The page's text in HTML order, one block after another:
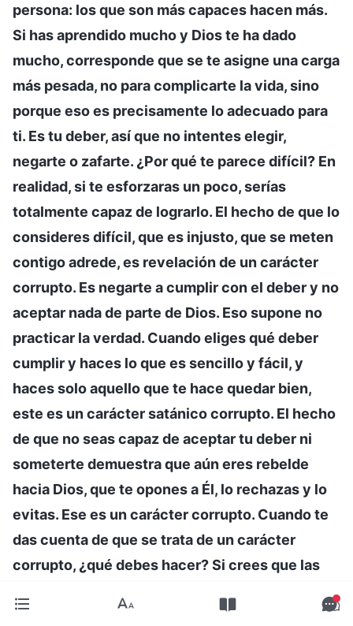
persona: los que son más capaces hacen más.
Si has aprendido mucho y Dios te ha dado
mucho, corresponde que se te asigne una carga
más pesada, no para complicarte la vida, sino
porque eso es precisamente lo adecuado para
ti. Es tu deber, así que no intentes elegir,
negarte o zafarte. ¿Por qué te parece difícil? En
realidad, si te esforzaras un poco, serías
totalmente capaz de lograrlo. El hecho de que lo
consideres difícil, que es injusto, que se meten
contigo adrede, es revelación de un carácter
corrupto. Es negarte a cumplir con el deber y no
aceptar nada de parte de Dios. Eso supone no
practicar la verdad. Cuando eliges qué deber
cumplir y haces lo que es sencillo y fácil, y
haces solo aquello que te hace quedar bien,
este es un carácter satánico corrupto. El hecho
de que no seas capaz de aceptar tu deber ni
someterte demuestra que aún eres rebelde
hacia Dios, que te opones a Él, lo rechazas y lo
evitas. Ese es un carácter corrupto. Cuando te
das cuenta de que se trata de un carácter
corrupto, ¿qué debes hacer? Si crees que las
fácilmente, mientras que las asignadas a ti te